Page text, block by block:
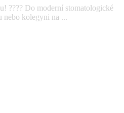
???? Do moderní stomatologické
nebo kolegyni na ...